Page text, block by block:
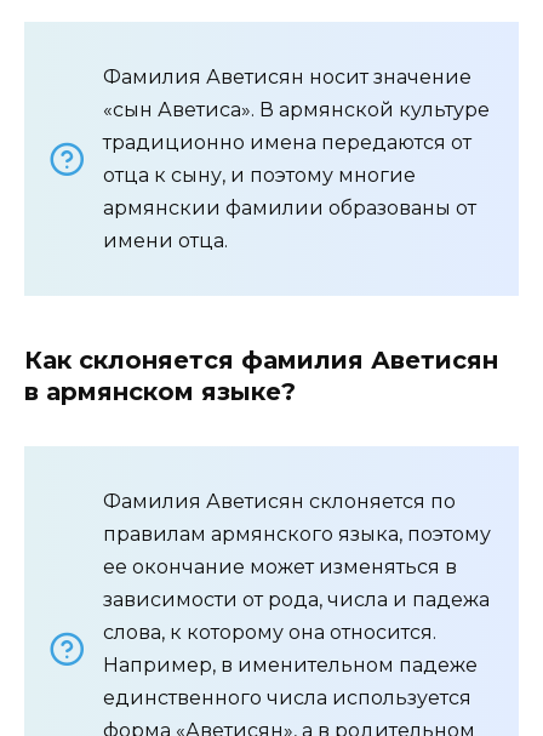
Фамилия Аветисян носит значение
«сын Аветиса». В армянской культуре
традиционно имена передаются от
отца к сыну, и поэтому многие
армянскии фамилии образованы от
имени отца.
Как склоняется фамилия Аветисян
в армянском языке?
Фамилия Аветисян склоняется по
правилам армянского языка, поэтому
ее окончание может изменяться в
зависимости от рода, числа и падежа
слова, к которому она относится.
Например, в именительном падеже
единственного числа используется
форма «Аветисян», а в родительном